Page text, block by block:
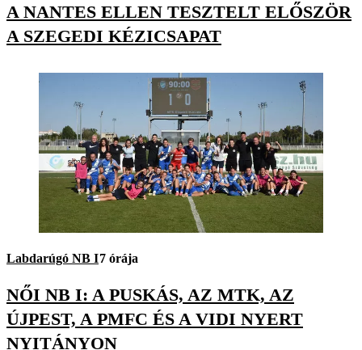
A NANTES ELLEN TESZTELT ELŐSZÖR
A SZEGEDI KÉZICSAPAT
Labdarúgó NB I7 órája
NŐI NB I: A PUSKÁS, AZ MTK, AZ
ÚJPEST, A PMFC ÉS A VIDI NYERT
NYITÁNYON